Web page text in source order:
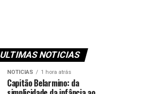
ULTIMAS NOTICIAS
NOTICIAS 1 hora atrás
Capitão Belarmino: da